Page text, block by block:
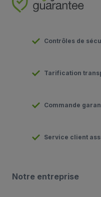
Contrôles de
Tarification
Commande
Service client
Notre entreprise